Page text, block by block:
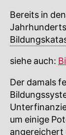
Bereits in
siehe auch:
Der damals
um einige
angereichert